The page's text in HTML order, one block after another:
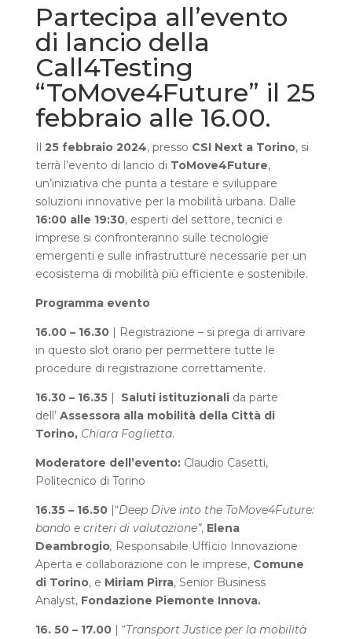
Partecipa all’evento
di lancio della
Call4Testing
“ToMove4Future” il 25
febbraio alle 16.00.
Il 25 febbraio 2024, presso CSI Next a Torino, si
terrà l’evento di lancio di ToMove4Future,
un’iniziativa che punta a testare e sviluppare
soluzioni innovative per la mobilità urbana. Dalle
16:00 alle 19:30, esperti del settore, tecnici e
imprese si confronteranno sulle tecnologie
emergenti e sulle infrastrutture necessarie per un
ecosistema di mobilità più efficiente e sostenibile.
Programma evento
16.00 – 16.30| Registrazione – si prega di arrivare
in questo slot orario per permettere tutte le
procedure di registrazione correttamente.
16.30 – 16.35| Saluti istituzionalida parte
dell’ Assessora alla mobilità della Città di
Torino, Chiara Foglietta.
Moderatore dell’evento: Claudio Casetti,
Politecnico di Torino
16.35 – 16.50|“Deep Dive into the ToMove4Future:
bando e criteri di valutazione”,Elena
Deambrogio, Responsabile Ufficio Innovazione
Aperta e collaborazione con le imprese, Comune
di Torino, e Miriam Pirra, Senior Business
Analyst, Fondazione Piemonte Innova.
16. 50 – 17.00| “Transport Justice per la mobilità